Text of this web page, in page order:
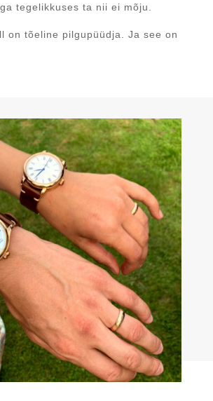
tegelikkuses ta nii ei mõju.
on tõeline pilgupüüdja. Ja see on